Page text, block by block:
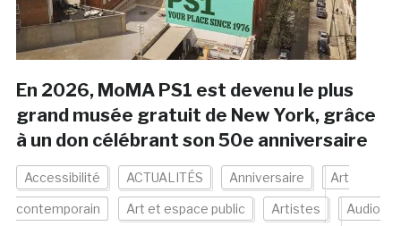
En 2026, MoMA PS1 est devenu le plus
grand musée gratuit de New York, grâce
à un don célébrant son 50e anniversaire
Accessibilité ACTUALITÉS Anniversaire Art
contemporain Art et espace public Artistes Audio